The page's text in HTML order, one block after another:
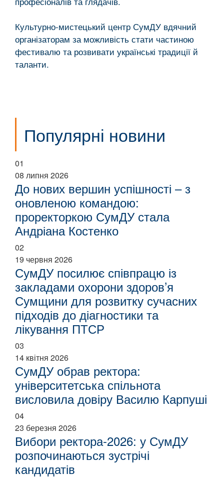
Культурно-мистецький центр СумДУ вдячний
організаторам за можливість стати частиною
фестивалю та розвивати українські традиції й
таланти.
Популярні новини
01
08 липня 2026
До нових вершин успішності – з
оновленою командою:
проректоркою СумДУ стала
Андріана Костенко
02
19 червня 2026
СумДУ посилює співпрацю із
закладами охорони здоров’я
Сумщини для розвитку сучасних
підходів до діагностики та
лікування ПТСР
03
14 квітня 2026
СумДУ обрав ректора:
університетська спільнота
висловила довіру Василю Карпуші
04
23 березня 2026
Вибори ректора-2026: у СумДУ
розпочинаються зустрічі
кандидатів